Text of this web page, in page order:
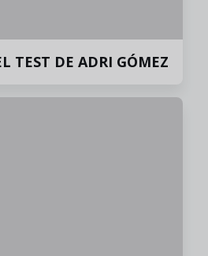
TEST DE ADRI GÓMEZ